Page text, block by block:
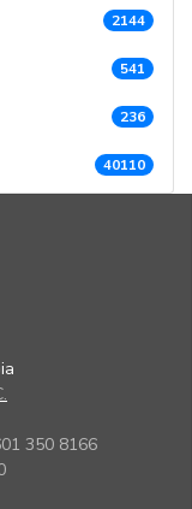
2144
541
236
40110
350 8166